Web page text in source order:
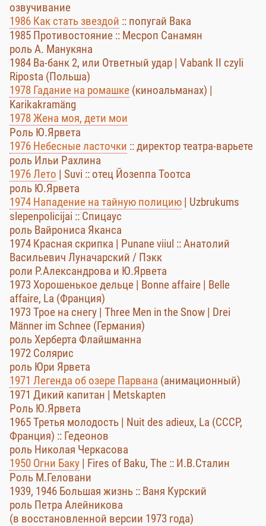
озвучивание
1986 Как стать звездой :: попугай Вака
1985 Противостояние :: Месроп Санамян
роль А. Манукяна
1984 Ва-банк 2, или Ответный удар | Vabank II czyli
Riposta (Польша)
1978 Гадание на ромашке (киноальманах) |
Karikakramäng
1978 Жена моя, дети мои
Роль Ю.Ярвета
1976 Небесные ласточки :: директор театра-варьете
роль Ильи Рахлина
1976 Лето | Suvi :: отец Йозеппа Тоотса
роль Ю.Ярвета
1974 Нападение на тайную полицию | Uzbrukums
slepenpolicijai :: Спицаус
роль Вайрониса Яканса
1974 Красная скрипка | Punane viiul :: Анатолий
Васильевич Луначарский / Пэкк
роли Р.Александрова и Ю.Ярвета
1973 Хорошенькое дельце | Bonne affaire | Belle
affaire, La (Франция)
1973 Трое на снегу | Three Men in the Snow | Drei
Männer im Schnee (Германия)
роль Херберта Флайшманна
1972 Солярис
роль Юри Ярвета
1971 Легенда об озере Парвана (анимационный)
1971 Дикий капитан | Metskapten
Роль Ю.Ярвета
1965 Третья молодость | Nuit des adieux, La (СССР,
Франция) :: Гедеонов
роль Николая Черкасова
1950 Огни Баку | Fires of Baku, The :: И.В.Сталин
Роль М.Геловани
1939, 1946 Большая жизнь :: Ваня Курский
роль Петра Алейникова
(в восстановленной версии 1973 года)